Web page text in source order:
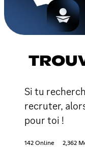
Si tu
recruter,
pour toi !
142 Online 2,362